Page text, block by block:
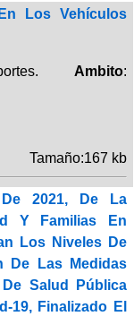
Los Vehículos
Ambito:
Tamaño:167 kb
2021, De La
Y Familias En
Los Niveles De
De Las Medidas
Salud Pública
19, Finalizado El